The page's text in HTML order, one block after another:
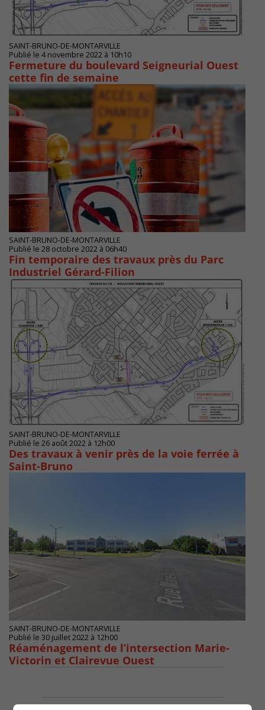
SAINT-BRUNO-DE-MONTARVILLE
Publié le 4 novembre 2022 à 10h10
Fermeture du boulevard Seigneurial Ouest
cette fin de semaine
SAINT-BRUNO-DE-MONTARVILLE
Publié le 28 octobre 2022 à 06h40
Fin temporaire des travaux près du Parc
Industriel Gérard-Filion
SAINT-BRUNO-DE-MONTARVILLE
Publié le 26 août 2022 à 12h00
Des travaux à venir près de la voie ferrée à
Saint-Bruno
SAINT-BRUNO-DE-MONTARVILLE
Publié le 30 juillet 2022 à 12h00
Réaménagement de l’intersection Marie-
Victorin et Clairevue Ouest